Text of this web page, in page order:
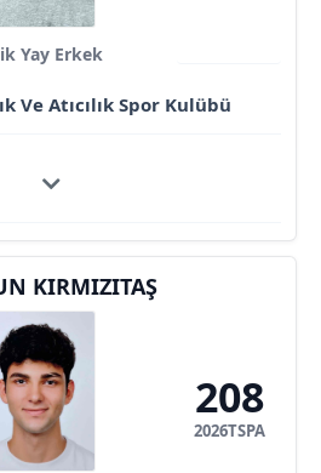
Yay Erkek
Ve Atıcılık Spor Kulübü
KIRMIZITAŞ
208
2026TSPA